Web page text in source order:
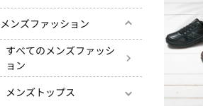
メンズファッション
すべてのメンズファッシ
ョン
メンズトップス